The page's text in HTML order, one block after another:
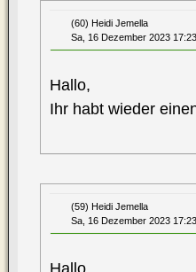
(60) Heidi Jemella
Sa, 16 Dezember 2023
Hallo,
Ihr habt wieder
(59) Heidi Jemella
Sa, 16 Dezember 2023
Hallo,